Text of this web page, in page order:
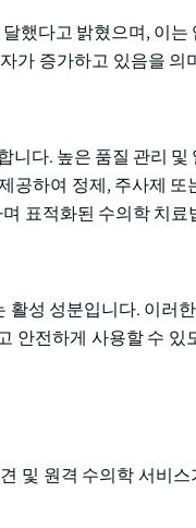
했다고 밝혔으며, 이
가 증가하고 있음을 의
니다. 높은 품질 관리 및
공하여 정제, 주사제 또
표적화된 수의학 치료
성 성분입니다. 이러한
안전하게 사용할 수 있
및 원격 수의학 서비